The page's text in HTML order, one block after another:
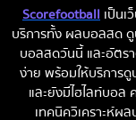
Scorefootball เป็น
บริการทั้ง ผลบอลสด ดู
บอลสดวันนี้ และอัตร
ง่าย พร้อมให้บริการ
และยังมีไฮไลท์บอ
เทคนิควิเคราะห์